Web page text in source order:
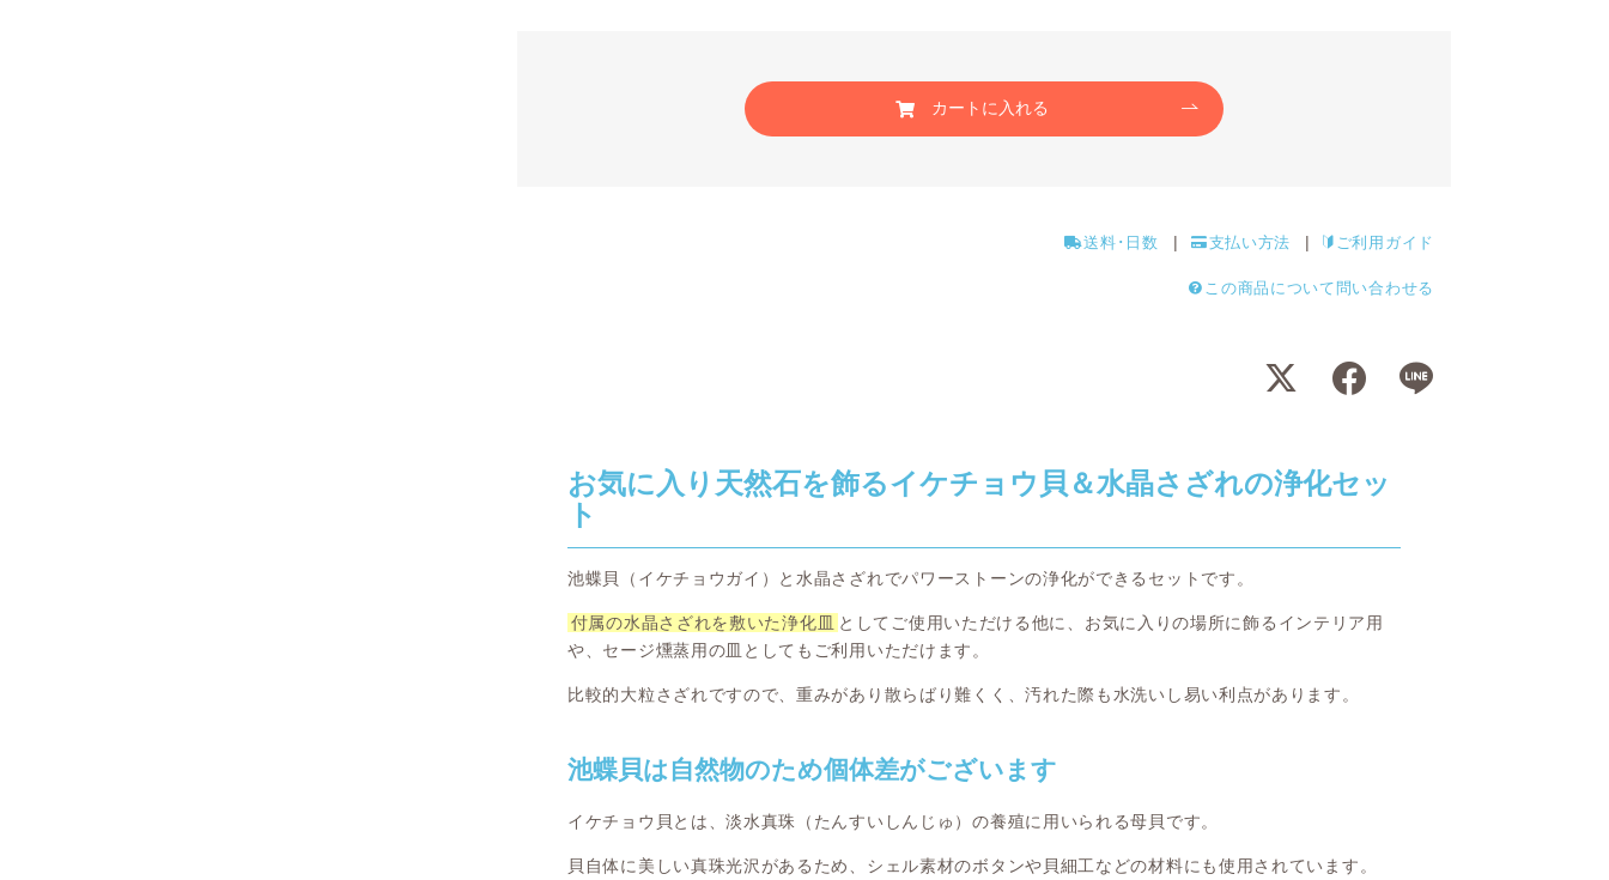
カートに入れる
送料･日数 支払い方法 ご利用ガイド
この商品について問い合わせる
お気に入り天然石を飾るイケチョウ貝＆水晶さざれの浄化セッ
ト
池蝶貝（イケチョウガイ）と水晶さざれでパワーストーンの浄化ができるセットです。
付属の水晶さざれを敷いた浄化皿 としてご使用いただける他に、お気に入りの場所に飾るインテリア用
や、セージ燻蒸用の皿としてもご利用いただけます。
比較的大粒さざれですので、重みがあり散らばり難くく、汚れた際も水洗いし易い利点があります。
池蝶貝は自然物のため個体差がございます
イケチョウ貝とは、淡水真珠（たんすいしんじゅ）の養殖に用いられる母貝です。
貝自体に美しい真珠光沢があるため、シェル素材のボタンや貝細工などの材料にも使用されています。